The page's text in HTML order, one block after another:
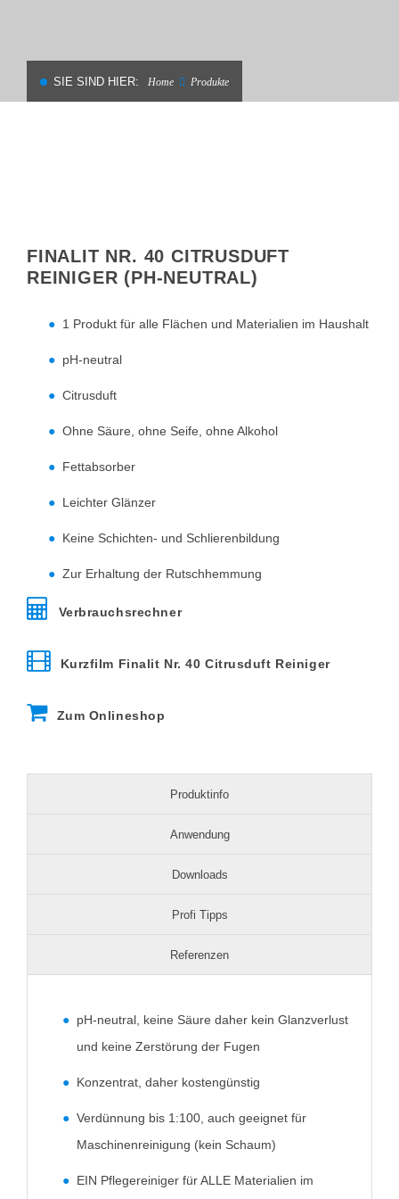
SIE SIND HIER: Home Produkte
FINALIT NR. 40 CITRUSDUFT
REINIGER (PH-NEUTRAL)
1 Produkt für alle Flächen und Materialien im Haushalt
pH-neutral
Citrusduft
Ohne Säure, ohne Seife, ohne Alkohol
Fettabsorber
Leichter Glänzer
Keine Schichten- und Schlierenbildung
Zur Erhaltung der Rutschhemmung
Verbrauchsrechner
Kurzfilm Finalit Nr. 40 Citrusduft Reiniger
Zum Onlineshop
Produktinfo
Anwendung
Downloads
Profi Tipps
Referenzen
pH-neutral, keine Säure daher kein Glanzverlust
und keine Zerstörung der Fugen
Konzentrat, daher kostengünstig
Verdünnung bis 1:100, auch geeignet für
Maschinenreinigung (kein Schaum)
EIN Pflegereiniger für ALLE Materialien im